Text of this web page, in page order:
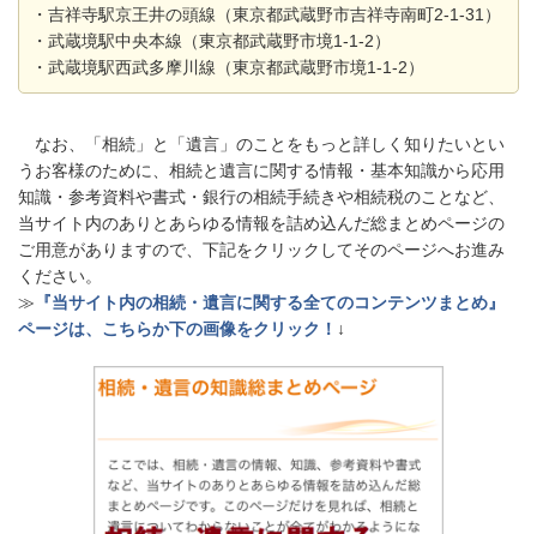
・吉祥寺駅京王井の頭線（東京都武蔵野市吉祥寺南町2-1-31）
・武蔵境駅中央本線（東京都武蔵野市境1-1-2）
・武蔵境駅西武多摩川線（東京都武蔵野市境1-1-2）
なお、「相続」と「遺言」のことをもっと詳しく知りたいとい
うお客様のために、相続と遺言に関する情報・基本知識から応用
知識・参考資料や書式・銀行の相続手続きや相続税のことなど、
当サイト内のありとあらゆる情報を詰め込んだ総まとめページの
ご用意がありますので、下記をクリックしてそのページへお進み
ください。
≫ 『当サイト内の相続・遺言に関する全てのコンテンツまとめ』
ページは、こちらか下の画像をクリック！ ↓